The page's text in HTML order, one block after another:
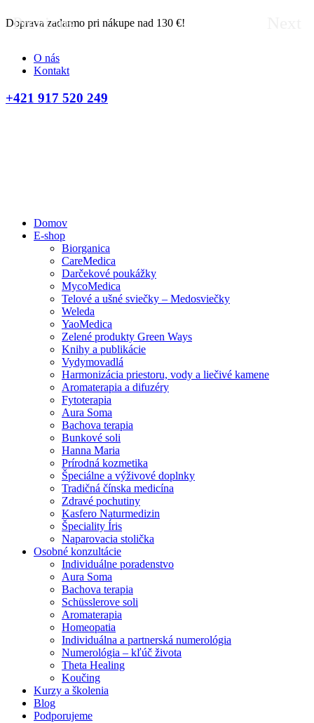
Doprava zadarmo pri nákupe nad 130 €!
Previous
O nás
Kontakt
+421 917 520 249
Domov
E-shop
Biorganica
CareMedica
Darčekové poukážky
MycoMedica
Telové a ušné sviečky – Medosviečky
Weleda
YaoMedica
Zelené produkty Green Ways
Knihy a publikácie
Vydymovadlá
Harmonizácia priestoru, vody a liečivé kamene
Aromaterapia a difuzéry
Fytoterapia
Aura Soma
Bachova terapia
Bunkové soli
Hanna Maria
Prírodná kozmetika
Špeciálne a výživové doplnky
Tradičná čínska medicína
Zdravé pochutiny
Kasfero Naturmedizin
Špeciality Íris
Naparovacia stolička
Osobné konzultácie
Individuálne poradenstvo
Aura Soma
Bachova terapia
Schüsslerove soli
Aromaterapia
Homeopatia
Individuálna a partnerská numerológia
Numerológia – kľúč života
Theta Healing
Koučing
Kurzy a školenia
Blog
Podporujeme